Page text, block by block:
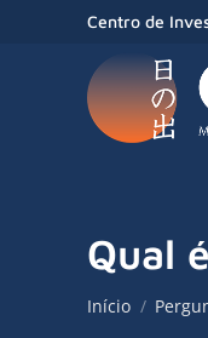
Centro de
Qual
Você está aqui:
Início